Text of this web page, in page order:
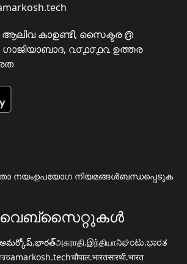
കാഉണ്ടീ, സൈക്ടര ൫
൨൦൧൦൧൨ ഉത്തര
നയംഉപയോഗ നിയമങ്ങൾബന്ധപ്പെടുക
വെബ്സൈറ്റുകൾ
అమర్కోష్.భారత్அகராதி.இந்தியாನಿಘಂಟು.ಭಾರತ
amarkosh.techचौपाल.भारतसारथी.भारत